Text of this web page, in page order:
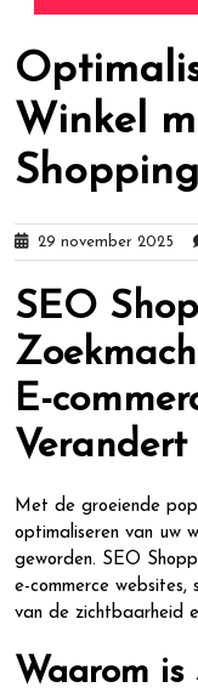
Winkel
29 november 2025
SEO
E-
Verandert
Met de groeiende
optimaliseren van uw
geworden. SEO
e-commerce
van de zichtbaarheid
Waarom is